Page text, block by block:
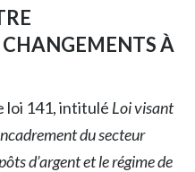
À
loi 141, intitulé Loi visant
du secteur
d’argent et le régime de